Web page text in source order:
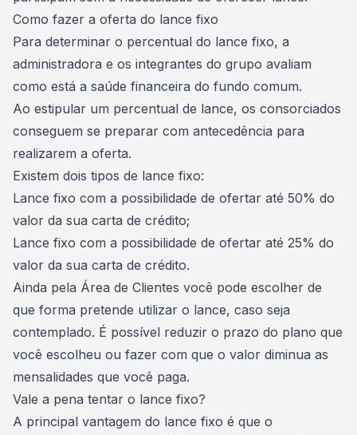
Como fazer a oferta do lance fixo
Para determinar o percentual do lance fixo, a
administradora e os integrantes do grupo avaliam
como está a saúde financeira do fundo comum.
Ao estipular um percentual de lance, os consorciados
conseguem se preparar com antecedência para
realizarem a oferta.
Existem dois tipos de lance fixo:
Lance fixo com a possibilidade de ofertar até 50% do
valor da sua carta de crédito;
Lance fixo com a possibilidade de ofertar até 25% do
valor da sua carta de crédito.
Ainda pela Área de Clientes você pode escolher de
que forma pretende utilizar o lance, caso seja
contemplado. É possível reduzir o prazo do plano que
você escolheu ou fazer com que o valor diminua as
mensalidades que você paga.
Vale a pena tentar o lance fixo?
A principal vantagem do lance fixo é que o